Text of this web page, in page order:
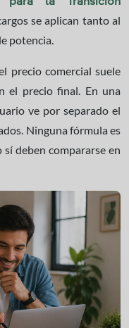
se aplican tanto al
potencia.
precio comercial suele
el precio final. En una
ve por separado el
Ninguna fórmula es
deben compararse en